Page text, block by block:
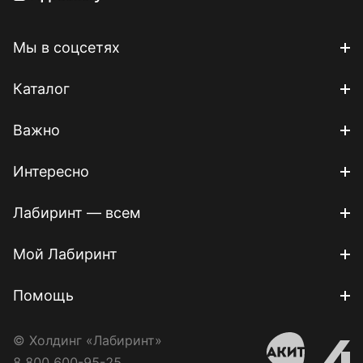
Мы в соцсетях
Каталог
Важно
Интересно
Лабиринт — всем
Мой Лабиринт
Помощь
© Холдинг «Лабиринт»